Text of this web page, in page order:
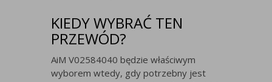
KIEDY WYBRAĆ TEN
PRZEWÓD?
AiM V02584040 będzie właściwym
wyborem wtedy, gdy potrzebny jest